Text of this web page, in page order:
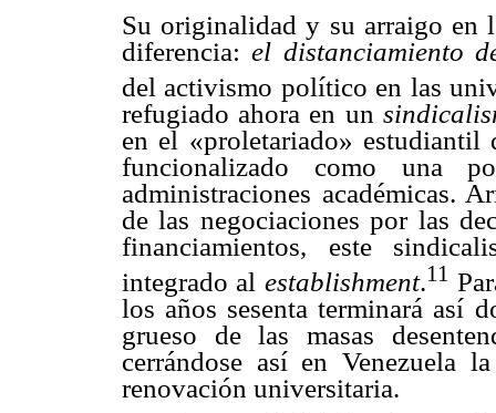
Su originalidad y su arraigo en
diferencia:el distanciamiento
del activismo político en las
refugiado ahora en un
en el «proletariado»
funcionalizado como una
administraciones académicas.
de las negociaciones por las
financiamientos, este
integrado al establishment.11
los años sesenta terminará así
grueso de las masas
cerrándose así en Venezuela
renovación universitaria.